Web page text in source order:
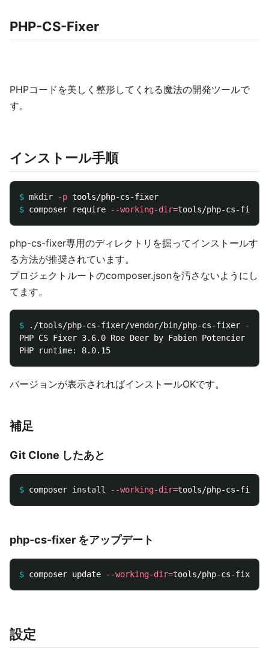
PHP-CS-Fixer
PHPコードを美しく整形してくれる魔法の開発ツールで
す。
インストール手順
$ mkdir -p
$ composer require --working-dir=
php-cs-fixer専用のディレクトリを掘ってインストールす
る方法が推奨されています。
プロジェクトルートのcomposer.jsonを汚さないようにし
てます。
$ ./tools/php-cs-fixer/vendor/bin/php-cs-fixer
--
PHP CS Fixer 3.6.0 Roe Deer by Fabien Potencier
バージョンが表示されればインストールOKです。
補足
Git Clone したあと
$ composer install --working-dir=
php-cs-fixer をアップデート
$ composer update --working-dir=
設定